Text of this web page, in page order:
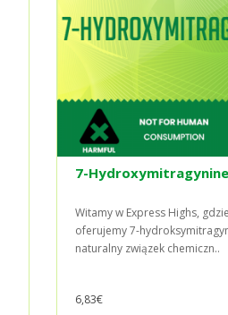
7-Hydroxymitragynine
Witamy w Express Highs, gdzie
oferujemy 7-
naturalny związek chemiczn..
6,83€